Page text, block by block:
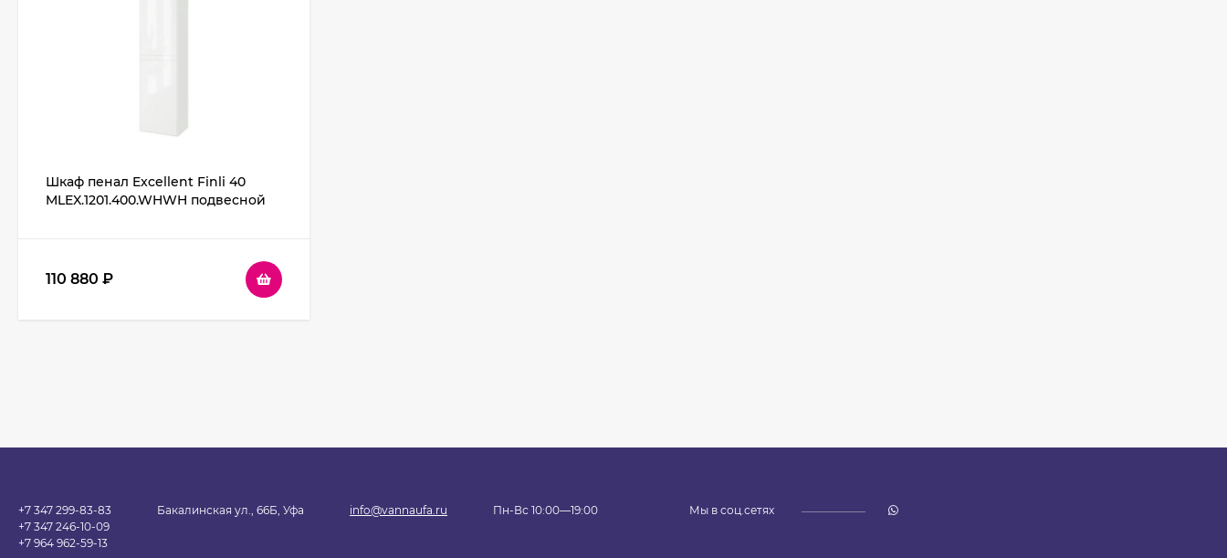
Шкаф пенал Excellent Finli 40
MLEX.1201.400.WHWH подвесной
110 880 ₽
+7 347 299-83-83
+7 347 246-10-09
+7 964 962-59-13
Бакалинская ул., 66Б, Уфа info@vannaufa.ru Пн-Вс 10:00—19:00 Мы в соц.сетях